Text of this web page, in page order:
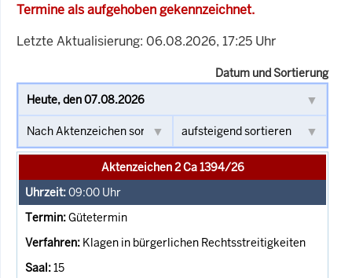
Termine als aufgehoben gekennzeichnet.
Letzte Aktualisierung: 06.08.2026, 17:25 Uhr
Datum und Sortierung
Aktenzeichen 2 Ca 1394/26
09:00 Uhr
Gütetermin
Klagen in bürgerlichen Rechtsstreitigkeiten
15